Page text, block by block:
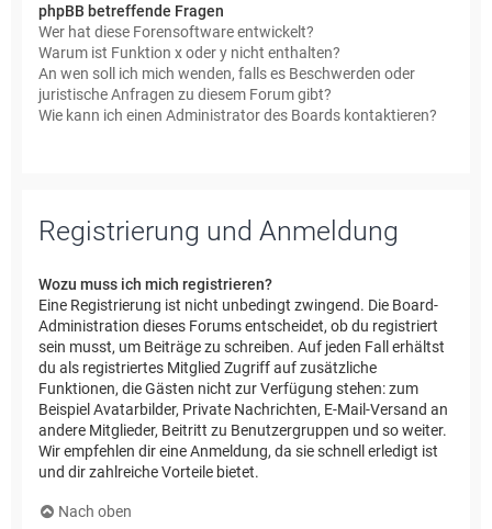
phpBB betreffende Fragen
Wer hat diese Forensoftware entwickelt?
Warum ist Funktion x oder y nicht enthalten?
An wen soll ich mich wenden, falls es Beschwerden oder
juristische Anfragen zu diesem Forum gibt?
Wie kann ich einen Administrator des Boards kontaktieren?
Registrierung und Anmeldung
Wozu muss ich mich registrieren?
Eine Registrierung ist nicht unbedingt zwingend. Die Board-
Administration dieses Forums entscheidet, ob du registriert
sein musst, um Beiträge zu schreiben. Auf jeden Fall erhältst
du als registriertes Mitglied Zugriff auf zusätzliche
Funktionen, die Gästen nicht zur Verfügung stehen: zum
Beispiel Avatarbilder, Private Nachrichten, E-Mail-Versand an
andere Mitglieder, Beitritt zu Benutzergruppen und so weiter.
Wir empfehlen dir eine Anmeldung, da sie schnell erledigt ist
und dir zahlreiche Vorteile bietet.
Nach oben